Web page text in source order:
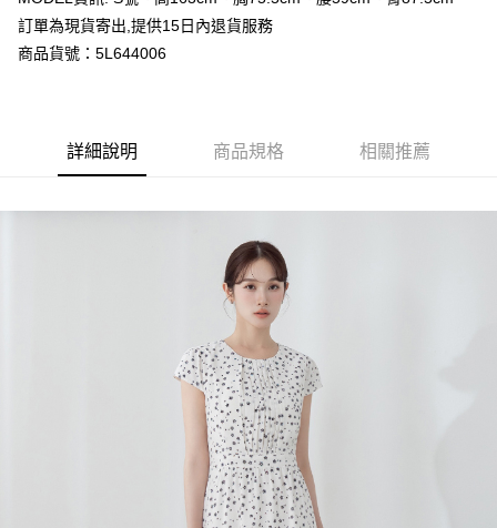
運送方式
全家取貨付款
每筆NT$80，滿NT$699(含以上)免運費
每筆NT$80，滿NT$699(含以上)免運費
每筆NT$120，滿NT$699(含以上)免運費
訂單為現貨寄出,提供15日內退貨服務
商品貨號：5L644006
詳細說明 商品規格 相關推薦